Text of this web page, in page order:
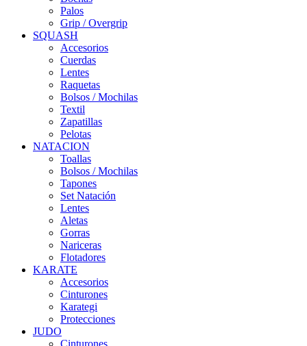
Palos
Grip / Overgrip
SQUASH
Accesorios
Cuerdas
Lentes
Raquetas
Bolsos / Mochilas
Textil
Zapatillas
Pelotas
NATACION
Toallas
Bolsos / Mochilas
Tapones
Set Natación
Lentes
Aletas
Gorras
Nariceras
Flotadores
KARATE
Accesorios
Cinturones
Karategi
Protecciones
JUDO